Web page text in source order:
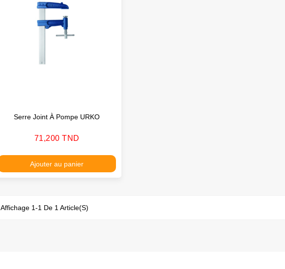
Serre Joint À Pompe URKO
Prix
71,200 TND
Ajouter au panier
Affichage 1-1 De 1 Article(s)